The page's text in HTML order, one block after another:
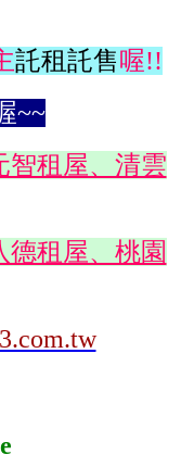
託租託售喔!!
~~
智租屋、清雲
德租屋、桃園